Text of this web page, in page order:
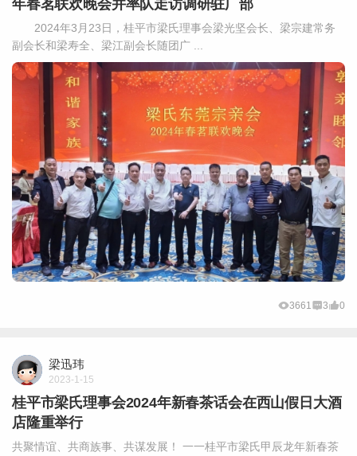
年春茗联欢晚会并率队走访调研驻广部
2024年3月23日，桂平市梁氏理事会梁光坚会长、梁宗建常务
副会长和梁寿全、梁江副会长随团广 ...
3661 3 0
梁迅玮
2023-1-15
桂平市梁氏理事会2024年新春茶话会在西山假日大酒
店隆重举行
共聚情谊、共商族事、共谋发展！ 一一桂平市梁氏甲辰龙年新春茶